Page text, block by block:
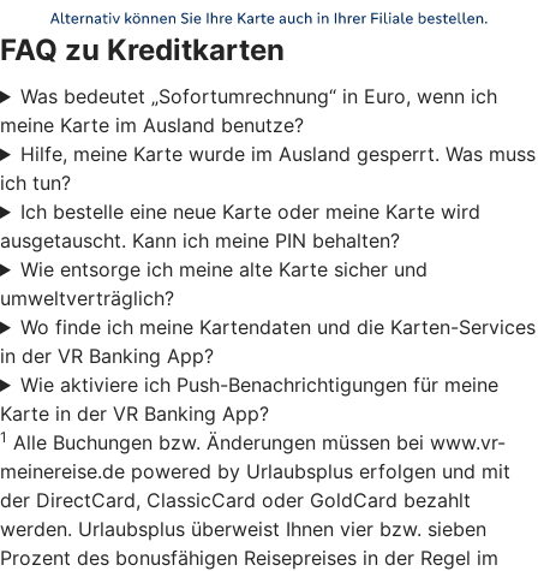
FAQ zu Kreditkarten
Was bedeutet „Sofortumrechnung“ in Euro, wenn ich
meine Karte im Ausland benutze?
Hilfe, meine Karte wurde im Ausland gesperrt. Was muss
ich tun?
Ich bestelle eine neue Karte oder meine Karte wird
ausgetauscht. Kann ich meine PIN behalten?
Wie entsorge ich meine alte Karte sicher und
umweltverträglich?
Wo finde ich meine Kartendaten und die Karten-Services
in der VR Banking App?
Wie aktiviere ich Push-Benachrichtigungen für meine
Karte in der VR Banking App?
1 Alle Buchungen bzw. Änderungen müssen bei www.vr-
meinereise.de powered by Urlaubsplus erfolgen und mit
der DirectCard, ClassicCard oder GoldCard bezahlt
werden. Urlaubsplus überweist Ihnen vier bzw. sieben
Prozent des bonusfähigen Reisepreises in der Regel im